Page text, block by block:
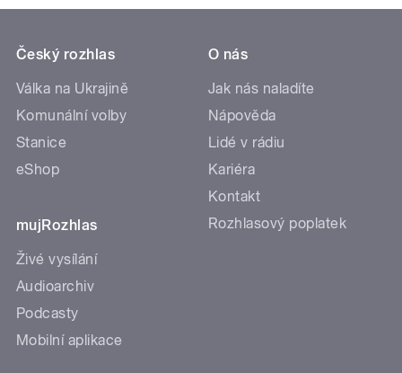
Český rozhlas
Válka na Ukrajině
Komunální volby
Stanice
eShop
mujRozhlas
Živé vysílání
Audioarchiv
Podcasty
Mobilní aplikace
O nás
Jak nás naladíte
Nápověda
Lidé v rádiu
Kariéra
Kontakt
Rozhlasový poplatek